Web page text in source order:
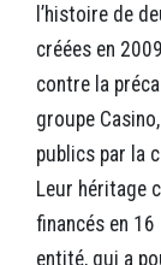
l’histoire de
créées en
contre la
groupe
publics par la
Leur héritage
financés en
entité, qui a